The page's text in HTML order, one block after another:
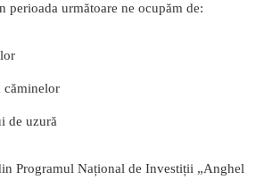
perioada următoare ne ocupăm de:
căminelor
de uzură
Programul Național de Investiții „Anghel